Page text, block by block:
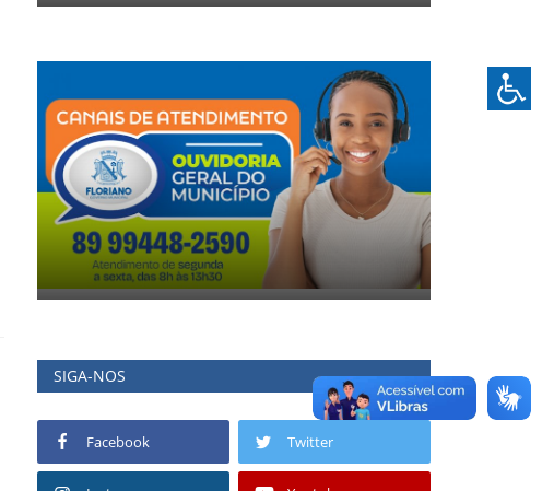
SIGA-NOS
Facebook Twitter